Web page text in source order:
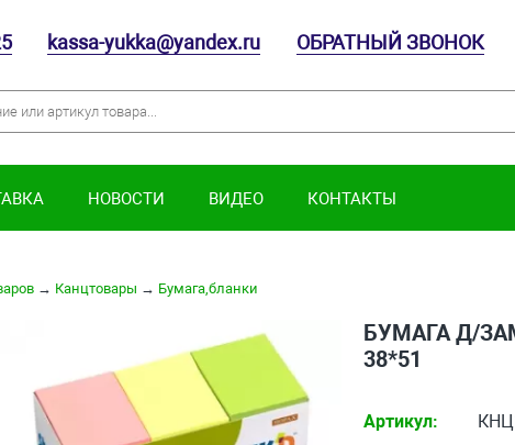
kassa-yukka@yandex.ru ОБРАТНЫЙ ЗВОНОК
НОВОСТИ ВИДЕО КОНТАКТЫ
→ Канцтовары → Бумага,бланки
БУМАГА Д/
38*51
Артикул: